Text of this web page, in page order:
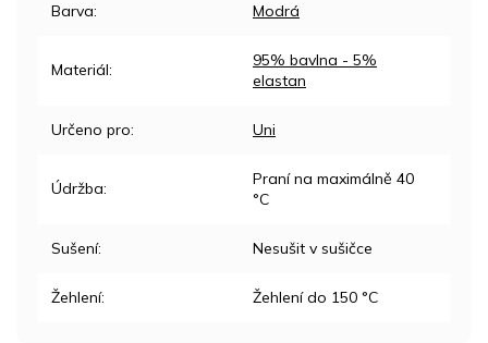
Barva: Modrá
Materiál:
95% bavlna - 5%
elastan
Určeno pro: Uni
Údržba:
Praní na maximálně 40
°C
Sušení: Nesušit v sušičce
Žehlení: Žehlení do 150 °C